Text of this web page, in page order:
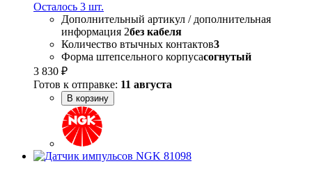
Осталось 3 шт.
Дополнительный артикул / дополнительная
информация 2без кабеля
Количество втычных контактов3
Форма штепсельного корпусасогнутый
3 830 ₽
Готов к отправке: 11 августа
В корзину